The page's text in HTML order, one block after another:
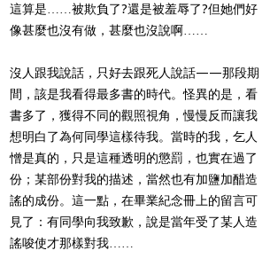
這算是……被欺負了?還是被羞辱了?但她們好
像甚麼也沒有做，甚麼也沒說啊……
沒人跟我說話，只好去跟死人說話——那段期
間，該是我看得最多書的時代。怪異的是，看
書多了，獲得不同的觀照視角，慢慢反而讓我
想明白了為何同學這樣待我。當時的我，乞人
憎是真的，只是這種透明的懲罰，也實在過了
份；某部份對我的描述，當然也有加鹽加醋造
謠的成份。這一點，在畢業紀念冊上的留言可
見了：有同學向我致歉，說是當年受了某人造
謠唆使才那樣對我……